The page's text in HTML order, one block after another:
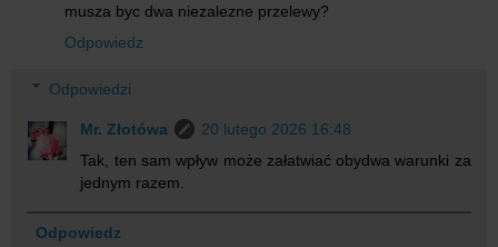
musza byc dwa niezalezne przelewy?
Odpowiedz
Odpowiedzi
Mr. Złotówa
20 lutego 2026 16:48
Tak, ten sam wpływ może załatwiać obydwa warunki za
jednym razem.
Odpowiedz